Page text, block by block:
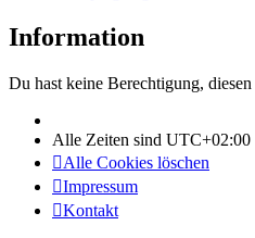
Information
Du hast keine Berechtigung,
Alle Zeiten sind UTC+02:00
Alle Cookies löschen
Impressum
Kontakt